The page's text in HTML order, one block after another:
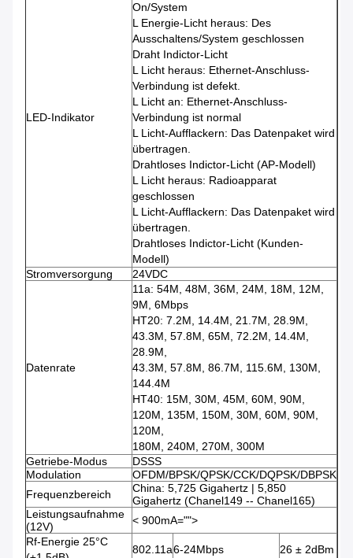
LED-Indikator
On/System
L Energie-Licht heraus: Des
Ausschaltens/System geschlossen
Draht Indictor-Licht
L Licht heraus: Ethernet-Anschluss-
Verbindung ist defekt.
L Licht an: Ethernet-Anschluss-
Verbindung ist normal
L Licht-Aufflackern: Das Datenpaket wird
übertragen.
Drahtloses Indictor-Licht (AP-Modell)
L Licht heraus: Radioapparat
geschlossen
L Licht-Aufflackern: Das Datenpaket wird
übertragen.
Drahtloses Indictor-Licht (Kunden-
Modell)
Stromversorgung
24VDC
Datenrate
11a: 54M, 48M, 36M, 24M, 18M, 12M,
9M, 6Mbps
HT20: 7.2M, 14.4M, 21.7M, 28.9M,
43.3M, 57.8M, 65M, 72.2M, 14.4M,
28.9M,
43.3M, 57.8M, 86.7M, 115.6M, 130M,
144.4M
HT40: 15M, 30M, 45M, 60M, 90M,
120M, 135M, 150M, 30M, 60M, 90M,
120M,
180M, 240M, 270M, 300M
Getriebe-Modus
DSSS
Modulation
OFDM/BPSK/QPSK/CCK/DQPSK/DBPSK
Frequenzbereich
China: 5,725 Gigahertz | 5,850
Gigahertz (Chanel149 -- Chanel165)
Leistungsaufnahme
(12V)
< 900mA="">
Rf-Energie 25°C
802.11a6-24Mbps
26 ± 2dBm